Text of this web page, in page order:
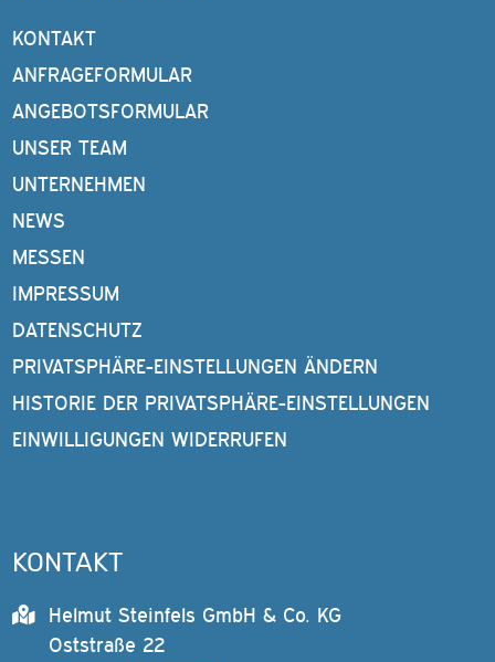
KONTAKT
ANFRAGEFORMULAR
ANGEBOTSFORMULAR
UNSER TEAM
UNTERNEHMEN
NEWS
MESSEN
IMPRESSUM
DATENSCHUTZ
PRIVATSPHÄRE-EINSTELLUNGEN ÄNDERN
HISTORIE DER PRIVATSPHÄRE-EINSTELLUNGEN
EINWILLIGUNGEN WIDERRUFEN
KONTAKT
Helmut Steinfels GmbH & Co. KG
Oststraße 22